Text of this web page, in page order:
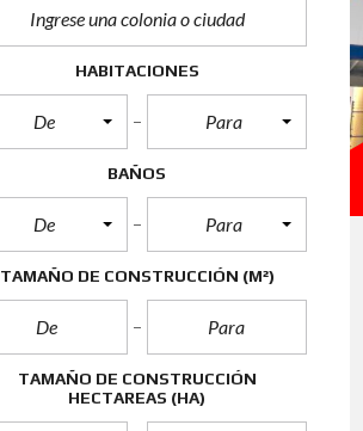
HABITACIONES
De Para
BAÑOS
De Para
TAMAÑO DE CONSTRUCCIÓN (M²)
TAMAÑO DE CONSTRUCCIÓN
HECTAREAS (HA)